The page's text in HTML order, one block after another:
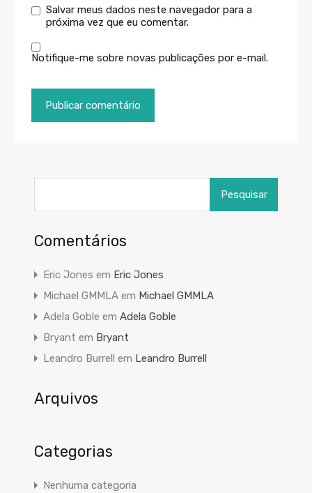
Salvar meus dados neste navegador para a
próxima vez que eu comentar.
Notifique-me sobre novas publicações por e-mail.
por:
Comentários
Eric Jones em Eric Jones
Michael GMMLA em Michael GMMLA
Adela Goble em Adela Goble
Bryant em Bryant
Leandro Burrell em Leandro Burrell
Arquivos
Categorias
Nenhuma categoria